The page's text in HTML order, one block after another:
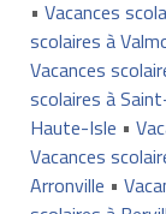
• Vacances
scolaires à
Vacances
scolaires à
Haute-Isle •
Vacances
Arronville •